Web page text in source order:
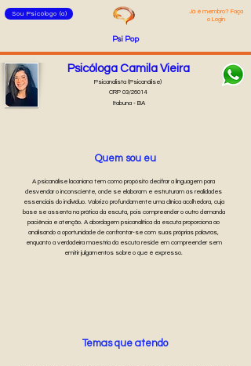
Psi Pop
Sou Psicólogo (a)
Já é membro? Faça
o Login
Psicóloga Camila Vieira
CRP 03/26014
Itabuna - BA
Psicanalista (Psicanálise)
Quem sou eu
A psicanálise lacaniana tem como propósito decifrar a linguagem para
desvendar o inconsciente, onde se elaboram e estruturam as realidades
essenciais do indivíduo. Valorizo profundamente uma clínica acolhedora, cuja
base se assenta na prática da escuta, pois compreender o outro demanda
paciência e atenção. A abordagem psicanalítica da escuta proporciona ao
analisando a oportunidade de confrontar-se com suas próprias palavras,
enquanto a verdadeira maestria da escuta reside em compreender sem
emitir julgamentos sobre o que é expresso.
Temas que atendo